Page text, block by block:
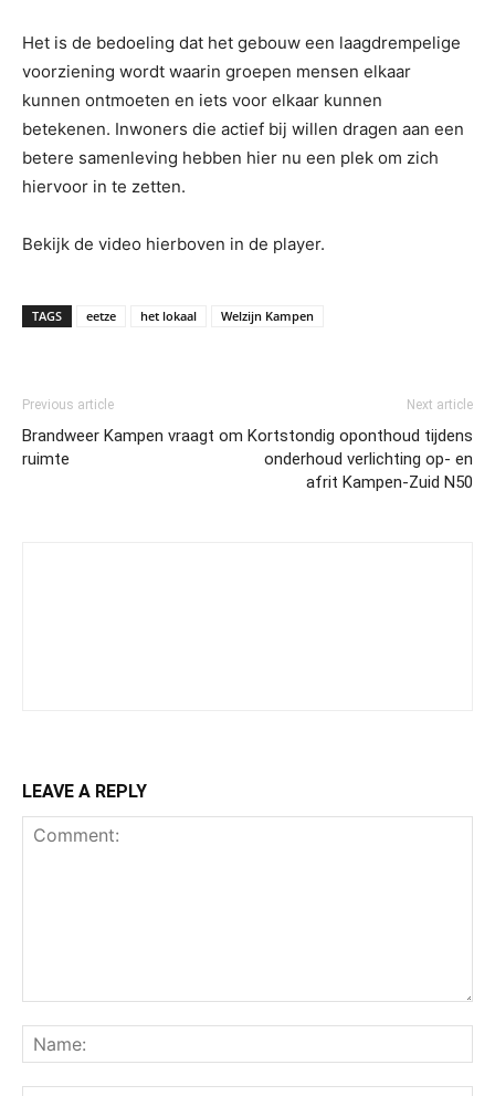
Het is de bedoeling dat het gebouw een laagdrempelige
voorziening wordt waarin groepen mensen elkaar
kunnen ontmoeten en iets voor elkaar kunnen
betekenen. Inwoners die actief bij willen dragen aan een
betere samenleving hebben hier nu een plek om zich
hiervoor in te zetten.
Bekijk de video hierboven in de player.
TAGS eetze het lokaal Welzijn Kampen
Previous article
Brandweer Kampen vraagt om
ruimte
Next article
Kortstondig oponthoud tijdens
onderhoud verlichting op- en
afrit Kampen-Zuid N50
LEAVE A REPLY